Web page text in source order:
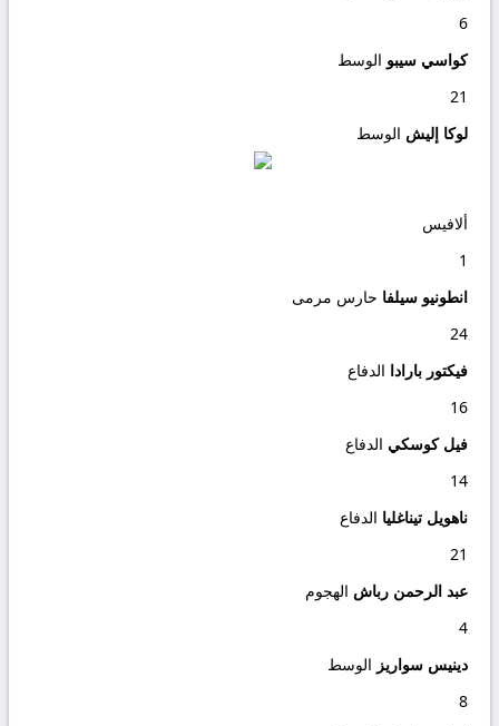
6
كواسي سيبو الوسط
21
لوكا إليش الوسط
ألافيس
1
انطونيو سيلفا حارس مرمى
24
فيكتور بارادا الدفاع
16
فيل كوسكي الدفاع
14
ناهويل تيناغليا الدفاع
21
عبد الرحمن رباش الهجوم
4
دينيس سواريز الوسط
8